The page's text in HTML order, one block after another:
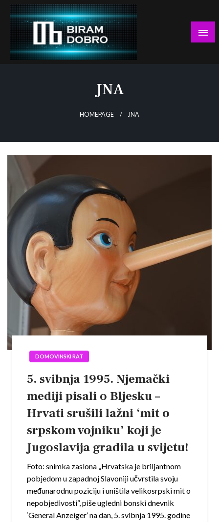
Skip
content
JNA
HOMEPAGE JNA
DOMOVINSKI RAT
5. svibnja 1995. Njemački
mediji pisali o Bljesku –
Hrvati srušili lažni ‘mit o
srpskom vojniku’ koji je
Jugoslavija gradila u svijetu!
Foto: snimka zaslona „Hrvatska je briljantnom
pobjedom u zapadnoj Slavoniji učvrstila svoju
međunarodnu poziciju i uništila velikosrpski mit o
nepobjedivosti“, piše ugledni bonski dnevnik
‘General Anzeiger’ na dan, 5. svibnja 1995. godine